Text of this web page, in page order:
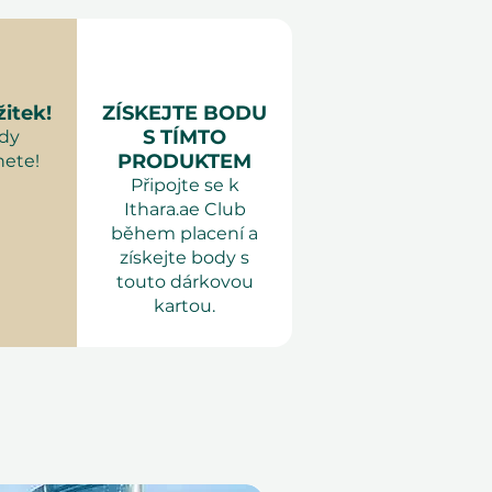
nebo 90minutová
ZÍSKEJTE BODU
S TÍMTO
PRODUKTEM
Připojte se k
Ithara.ae Club
během placení a
získejte body s
touto dárkovou
kartou.